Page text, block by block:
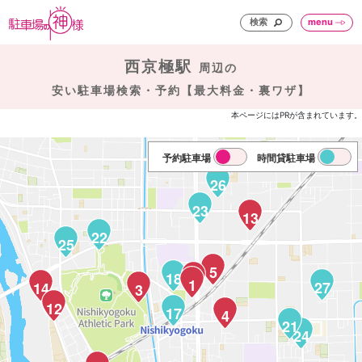
検索 menu
西京極駅
周辺の
安い駐車場検索・予約【最大料金・裏ワザ】
本ページにはPRが含まれています。
27
26
25
24
23
22
21
18
17
14
13
12
5
4
3 2
1
予約駐車場 時間貸駐車場